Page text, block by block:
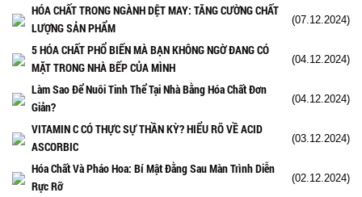
HÓA CHẤT TRONG NGÀNH DỆT MAY: TĂNG CƯỜNG CHẤT
LƯỢNG SẢN PHẨM
(07.12.2024)
5 HÓA CHẤT PHỔ BIẾN MÀ BẠN KHÔNG NGỜ ĐANG CÓ
MẶT TRONG NHÀ BẾP CỦA MÌNH
(04.12.2024)
Làm Sao Để Nuôi Tinh Thể Tại Nhà Bằng Hóa Chất Đơn
Giản?
(04.12.2024)
VITAMIN C CÓ THỰC SỰ THẦN KỲ? HIỂU RÕ VỀ ACID
ASCORBIC
(03.12.2024)
Hóa Chất Và Pháo Hoa: Bí Mật Đằng Sau Màn Trình Diễn
Rực Rỡ
(02.12.2024)